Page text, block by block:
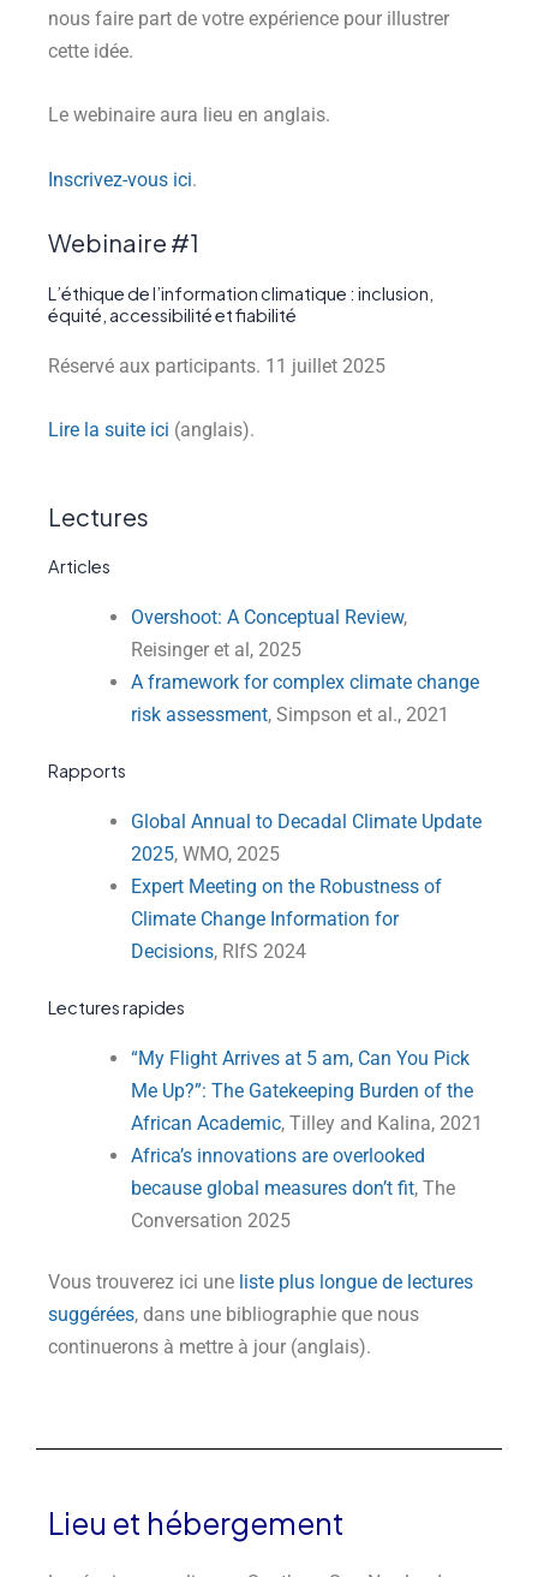
nous faire part de votre expérience pour illustrer
cette idée.
Le webinaire aura lieu en anglais.
Inscrivez-vous ici.
Webinaire #1
L’éthique de l’information climatique : inclusion,
équité, accessibilité et fiabilité
Réservé aux participants. 11 juillet 2025
Lire la suite ici (anglais).
Lectures
Articles
Overshoot: A Conceptual Review,
Reisinger et al, 2025
A framework for complex climate change
risk assessment, Simpson et al., 2021
Rapports
Global Annual to Decadal Climate Update
2025, WMO, 2025
Expert Meeting on the Robustness of
Climate Change Information for
Decisions, RIfS 2024
Lectures rapides
“My Flight Arrives at 5 am, Can You Pick
Me Up?”: The Gatekeeping Burden of the
African Academic, Tilley and Kalina, 2021
Africa’s innovations are overlooked
because global measures don’t fit, The
Conversation 2025
Vous trouverez ici une liste plus longue de lectures
suggérées, dans une bibliographie que nous
continuerons à mettre à jour (anglais).
Lieu et hébergement